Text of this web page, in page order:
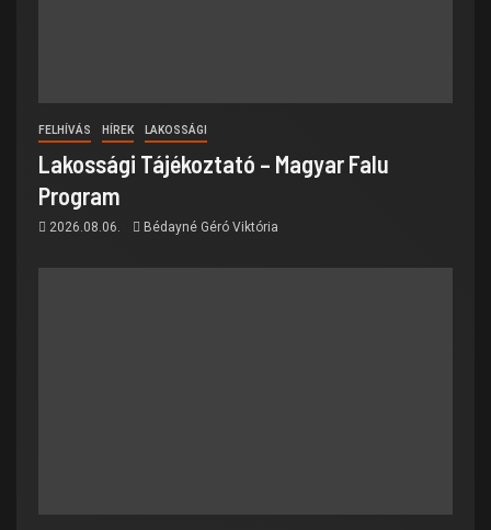
FELHÍVÁS HÍREK LAKOSSÁGI
Lakossági Tájékoztató – Magyar Falu
Program
2026.08.06. Bédayné Géró Viktória